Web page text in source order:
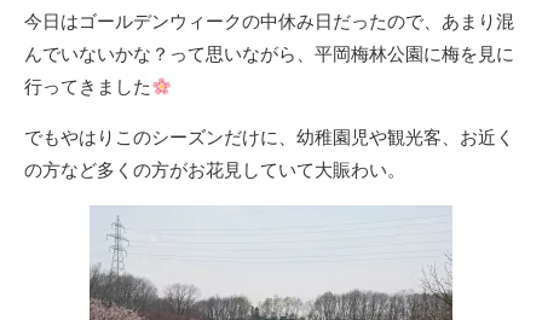
今日はゴールデンウィークの中休み日だったので、あまり混
んでいないかな？って思いながら、 平岡梅林公園 に梅を見に
行ってきました
でもやはりこのシーズンだけに、幼稚園児や観光客、お近く
の方など多くの方がお花見していて大賑わい。